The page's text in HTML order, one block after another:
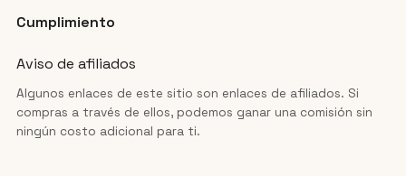
Cumplimiento
Aviso de afiliados
Algunos enlaces de este sitio son enlaces de afiliados. Si
compras a través de ellos, podemos ganar una comisión sin
ningún costo adicional para ti.